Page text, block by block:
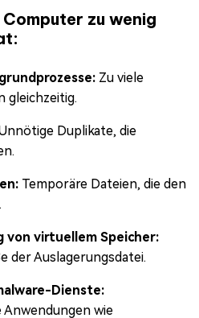
zu wenig
Zu viele
gleichzeitig.
Duplikate, die
Temporäre Dateien, die den
von virtuellem Speicher:
der Auslagerungsdatei.
Dienste:
Anwendungen wie